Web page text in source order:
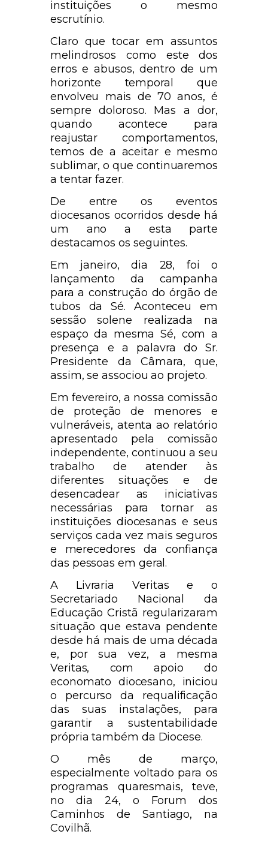
instituições o mesmo
escrutínio.
Claro que tocar em assuntos
melindrosos como este dos
erros e abusos, dentro de um
horizonte temporal que
envolveu mais de 70 anos, é
sempre doloroso. Mas a dor,
quando acontece para
reajustar comportamentos,
temos de a aceitar e mesmo
sublimar, o que continuaremos
a tentar fazer.
De entre os eventos
diocesanos ocorridos desde há
um ano a esta parte
destacamos os seguintes.
Em janeiro, dia 28, foi o
lançamento da campanha
para a construção do órgão de
tubos da Sé. Aconteceu em
sessão solene realizada na
espaço da mesma Sé, com a
presença e a palavra do Sr.
Presidente da Câmara, que,
assim, se associou ao projeto.
Em fevereiro, a nossa comissão
de proteção de menores e
vulneráveis, atenta ao relatório
apresentado pela comissão
independente, continuou a seu
trabalho de atender às
diferentes situações e de
desencadear as iniciativas
necessárias para tornar as
instituições diocesanas e seus
serviços cada vez mais seguros
e merecedores da confiança
das pessoas em geral.
A Livraria Veritas e o
Secretariado Nacional da
Educação Cristã regularizaram
situação que estava pendente
desde há mais de uma década
e, por sua vez, a mesma
Veritas, com apoio do
economato diocesano, iniciou
o percurso da requalificação
das suas instalações, para
garantir a sustentabilidade
própria também da Diocese.
O mês de março,
especialmente voltado para os
programas quaresmais, teve,
no dia 24, o Forum dos
Caminhos de Santiago, na
Covilhã.